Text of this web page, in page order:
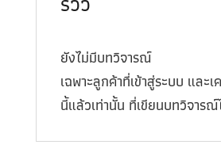
ยังไม่มีบทวิจารณ์
เฉพาะลูกค้าที่เข้าสู่ระบบ และ
นี้แล้วเท่านั้น ที่เขียนบทวิจารณ์